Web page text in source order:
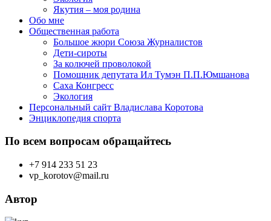
Якутия – моя родина
Обо мне
Общественная работа
Большое жюри Союза Журналистов
Дети-сироты
За колючей проволокой
Помощник депутата Ил Тумэн П.П.Юмшанова
Саха Конгресс
Экология
Персональный сайт Владислава Коротова
Энциклопедия спорта
По всем вопросам обращайтесь
+7 914 233 51 23
vp_korotov@mail.ru
Автор